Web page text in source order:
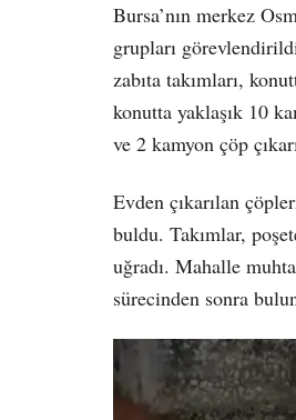
Bursa’nın merkez
grupları
zabıta takımları,
konutta yaklaşık 10
ve 2 kamyon çöp
Evden çıkarılan
buldu. Takımlar,
uğradı. Mahalle
sürecinden sonra